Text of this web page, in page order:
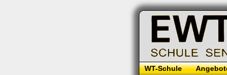
WT-Schule